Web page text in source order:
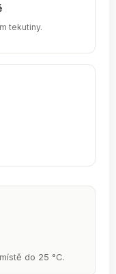
tekutiny.
do 25 °C.